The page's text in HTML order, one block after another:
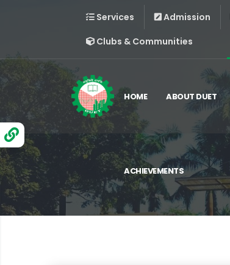
Services Admission
Clubs & Communities
HOME ABOUT DUET
ACHIEVEMENTS